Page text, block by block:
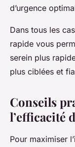
d’urgence
Dans tous les
rapide vous
serein plus
plus ciblées et
Conseils
l’efficacité
Pour maximiser